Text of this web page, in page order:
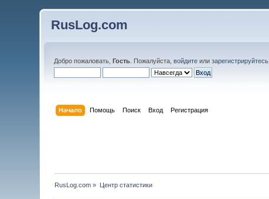
RusLog.com
Добро пожаловать,Гость . Пожалуйста,войдите илизарегистрируйтесь
Начало Помощь Поиск Вход Регистрация
RusLog.com » Центр статистики